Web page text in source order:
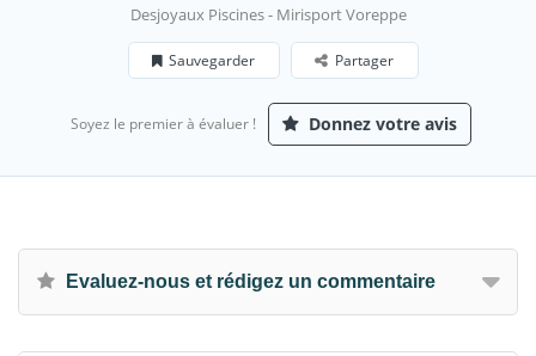
Desjoyaux Piscines - Mirisport Voreppe
Sauvegarder Partager
Soyez le premier à évaluer ! Donnez votre avis
Evaluez-nous et rédigez un commentaire